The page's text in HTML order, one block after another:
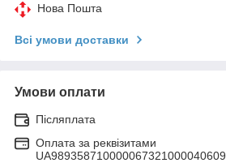
Нова Пошта
Всі умови доставки
Умови оплати
Післяплата
Оплата за реквізитами
UA989358710000067321000040609